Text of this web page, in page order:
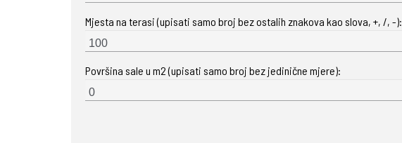
Mjesta na terasi (upisati samo broj bez ostalih znakova kao slova, +, /, -):
Površina sale u m2 (upisati samo broj bez jedinične mjere):